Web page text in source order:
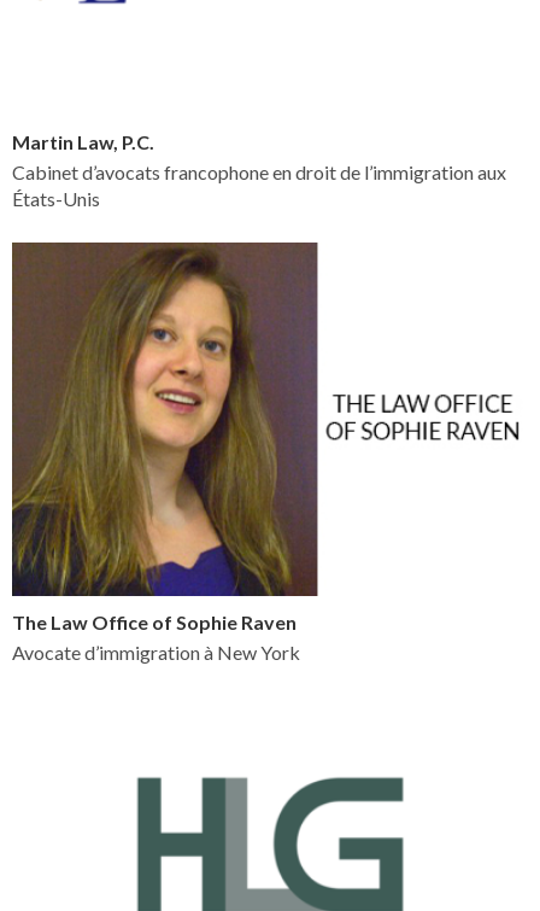
Martin Law, P.C.
Cabinet d’avocats francophone en droit de l’immigration aux
États-Unis
The Law Office of Sophie Raven
Avocate d’immigration à New York